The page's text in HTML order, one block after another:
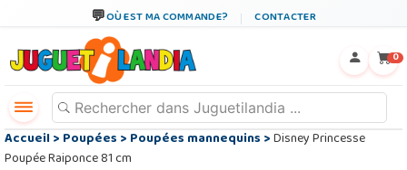
OÙ EST MA COMMANDE? CONTACTER
0
Accueil>Poupées>Poupées mannequins>Disney Princesse
Poupée Raiponce 81 cm